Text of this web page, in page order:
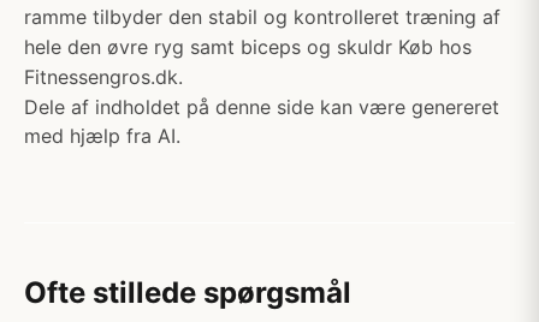
ramme tilbyder den stabil og kontrolleret træning af
hele den øvre ryg samt biceps og skuldr Køb hos
Fitnessengros.dk.
Dele af indholdet på denne side kan være genereret
med hjælp fra AI.
Ofte stillede spørgsmål